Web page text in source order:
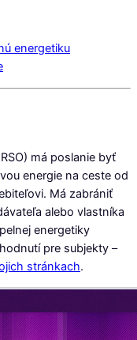
energetiku
má poslanie byť
energie na ceste od
Má zabrániť
alebo vlastníka
energetiky
pre subjekty –
stránkach.